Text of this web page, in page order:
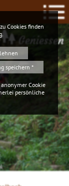
Geniessen
Cookies finden
.
speichern *
Cookie
persönliche